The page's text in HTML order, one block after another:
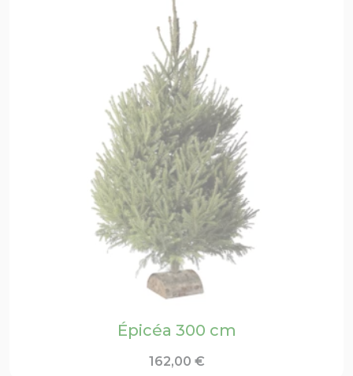
Épicéa 300 cm
162,00 €